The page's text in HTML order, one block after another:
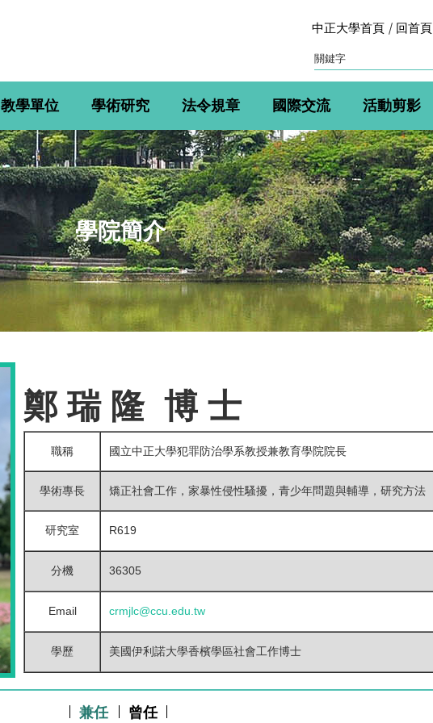
中正大學首頁 回首頁
教學單位 學術研究 法令規章 國際交流 活動剪影
學院簡介
鄭 瑞 隆 博 士
職稱 國立中正大學犯罪防治學系教授兼教育學院院長
學術專長 矯正社會工作，家暴性侵性騷擾，青少年問題與輔導，研究方法
研究室 R619
分機 36305
Email crmjlc@ccu.edu.tw
學歷 美國伊利諾大學香檳學區社會工作博士
兼任 曾任